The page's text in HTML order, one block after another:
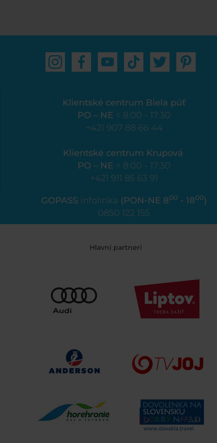
Klientské centrum Biela púť
PO – NE = 8:00 - 17:30
+421 907 88 66 44
Klientské centrum Krupová
PO – NE = 8:00 - 17:30
+421 911 85 63 91
GOPASS infolinka (PON-NE 800 - 1800)
0850 122 155
Hlavní partneri